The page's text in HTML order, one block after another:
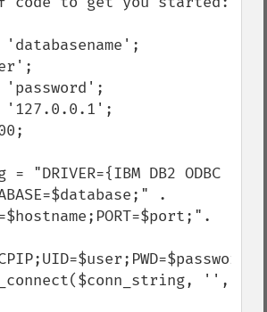
'password';
'127.0.0.1';
"DRIVER={IBM DB2 ODBC
.
'',